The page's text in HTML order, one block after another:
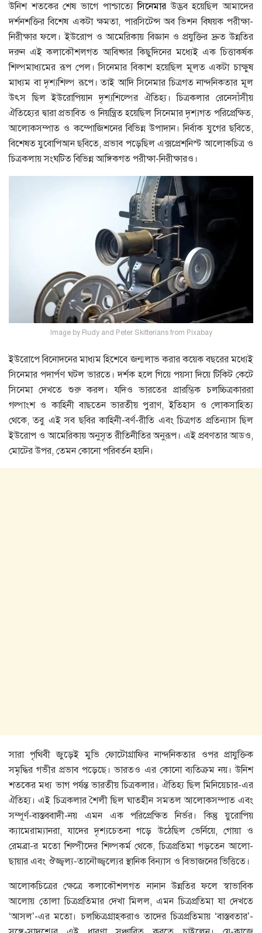
উনিশ শতকের শেষ ভাগে পাশ্চাত্যেসিনেমারউদ্ভব হয়েছিল আমাদের
দর্শনশক্তির বিশেষ একটা ক্ষমতা, পারসিটেন্স অব ভিশন বিষয়ক পরীক্ষা-
নিরীক্ষার ফলে। ইউরােপ ও আমেরিকায় বিজ্ঞান ও প্রযুক্তির দ্রুত উন্নতির
দরুন এই কলাকৌশলগত আবিষ্কার কিছুদিনের মধ্যেই এক চিত্তাকর্ষক
শিল্পমাধ্যমের রূপ পেল। সিনেমার বিকাশ হয়েছিল মূলত একটা চাক্ষুষ
মাধ্যম বা দৃশ্যশিল্প রূপে। তাই আদি সিনেমার চিত্রগত নান্দনিকতার মূল
উৎস ছিল ইউরােপিয়ান দৃশ্যশিল্পের ঐতিহ্য। চিত্রকলার রেনেসাঁসীয়
ঐতিহ্যের দ্বারা প্রভাবিত ও নিয়ন্ত্রিত হয়েছিল সিনেমার দৃশ্যগত পরিপ্রেক্ষিত,
আলােকসম্পাত ও কম্পােজিশনের বিভিন্ন উপাদান। নির্বাক যুগের ছবিতে,
বিশেষত যুবােপিআন ছবিতে, প্রভাব পড়েছিল এক্সপ্রেশনিস্ট আলােকচিত্র ও
চিত্রকলায় সংঘটিত বিভিন্ন আঙ্গিকগত পরীক্ষা-নিরীক্ষারও।
Image by Rudy and Peter Skitterians from Pixabay
ইউরােপে বিনােদনের মাধ্যম হিশেবে জন্মলাভ করার কয়েক বছরের মধ্যেই
সিনেমার পদার্পণ ঘটল ভারতে। দর্শক হলে গিয়ে পয়সা দিয়ে টিকিট কেটে
সিনেমা দেখতে শুরু করল। যদিও ভারতের প্রারম্ভিক চলচ্চিত্রকাররা
গল্পাংশ ও কাহিনী বাছতেন ভারতীয় পুরাণ, ইতিহাস ও লােকসাহিত্য
থেকে, তবু এই সব ছবির কাহিনী-বর্ণ-রীতি এবং চিত্রগত প্রতিন্যাস ছিল
ইউরােপ ও আমেরিকায় অনুসৃত রীতিনীতির অনুরূপ। এই প্রবণতার আডও,
মােটের উপর, তেমন কোনাে পরিবর্তন হয়নি।
সারা পৃথিবী জুড়েই মুভি ফোটোগ্রাফির নান্দনিকতার ওপর প্রাযুক্তিক
সমৃদ্ধির গভীর প্রভাব পড়েছে। ভারতও এর কোনাে ব্যতিক্রম নয়। উনিশ
শতকের মধ্য ভাগ পর্যন্ত ভারতীয় চিত্রকলার। ঐতিহ্য ছিল মিনিয়েচার-এর
ঐতিহ্য। এই চিত্রকলার শৈলী ছিল ঘাতহীন সমতল আলােকসম্পাত এবং
সম্পূর্ণ-বাস্তববাদী-নয় এমন এক পরিপ্রেক্ষিত নির্ভর। কিন্তু য়ুরােপিয়
ক্যামেরাম্যানরা, যাদের দৃশ্যচেতনা গড়ে উঠেছিল ভের্নিয়ে, গােয়া ও
রেমব্রা-র মতাে শিল্পীদের শিল্পকর্ম থেকে, চিত্রপ্রতিমা গড়তেন আলাে-
ছায়ার এবং ঔজ্জ্বল্য-তানৌজ্জ্বল্যের স্থানিক বিন্যাস ও বিভাজনের ভিত্তিতে।
আলােকচিত্রের ক্ষেত্রে কলাকৌশলগত নানান উন্নতির ফলে স্বাভাবিক
আলােয় তােলা চিত্রপ্রতিমার দেখা মিলল, এমন চিত্রপ্রতিমা যা দেখতে
‘আসল’-এর মতাে। চলচ্চিত্রগ্রাহকরাও তাদের চিত্রপ্রতিমায় ‘বাস্তবতার’-